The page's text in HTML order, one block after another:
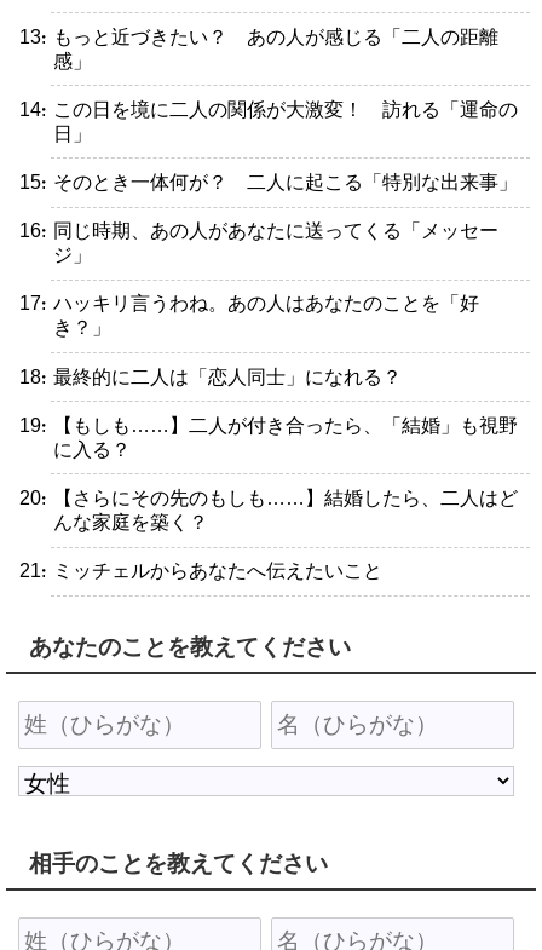
・もっと近づきたい？ あの人が感じる「二人の距離
感」
・この日を境に二人の関係が大激変！ 訪れる「運命の
日」
・そのとき一体何が？ 二人に起こる「特別な出来事」
・同じ時期、あの人があなたに送ってくる「メッセー
ジ」
・ハッキリ言うわね。あの人はあなたのことを「好
き？」
・最終的に二人は「恋人同士」になれる？
・【もしも……】二人が付き合ったら、「結婚」も視野
に入る？
・【さらにその先のもしも……】結婚したら、二人はど
んな家庭を築く？
・ミッチェルからあなたへ伝えたいこと
あなたのことを教えてください
相手のことを教えてください